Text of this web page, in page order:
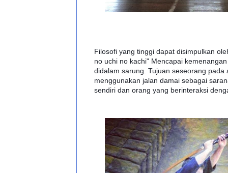
Filosofi yang tinggi dapat disimpulkan
no uchi no kachi" Mencapai
didalam sarung. Tujuan seseorang pada
menggunakan jalan damai sebagai
sendiri dan orang yang berinteraksi